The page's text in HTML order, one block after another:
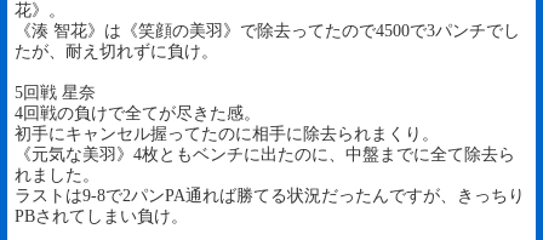
花》。
《湊 智花》は《笑顔の美羽》で除去ってたので4500で3パンチでし
たが、耐え切れずに負け。
5回戦 星奈
4回戦の負けで全てが尽きた感。
初手にキャンセル握ってたのに相手に除去られまくり。
《元気な美羽》4枚ともベンチに出たのに、中盤までに全て除去ら
れました。
ラストは9-8で2パンPA通れば勝てる状況だったんですが、きっちり
PBされてしまい負け。